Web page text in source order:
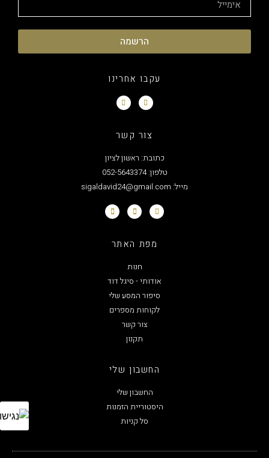
הרשמה
עקבו אחרינו
צור קשר
כתובת: ראשון לציון
טלפון: 052-5643374
מייל: sigaldavid24@gmail.com
מפת האתר
חנות
אודותי - סיגל דוד
סיפור המסע שלי
לקוחות מספרים
צור קשר
תקנון
החשבון שלי
החשבון שלי
היסטוריית הזמנות
סל קניות